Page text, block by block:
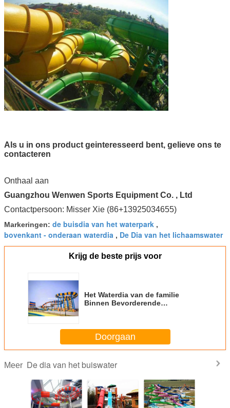
Als u in ons product geinteresseerd bent, gelieve ons te
contacteren
Onthaal aan
Guangzhou Wenwen Sports Equipment Co. , Ltd
Contactpersoon: Misser Xie (86+13925034655)
Markeringen: de buisdia van het waterpark ,
bovenkant - onderaan waterdia , De Dia van het lichaamswater
Krijg de beste prijs voor
Het Waterdia van de familie
Binnen Bevorderende
Doorgaan
Meer De dia van het buiswater